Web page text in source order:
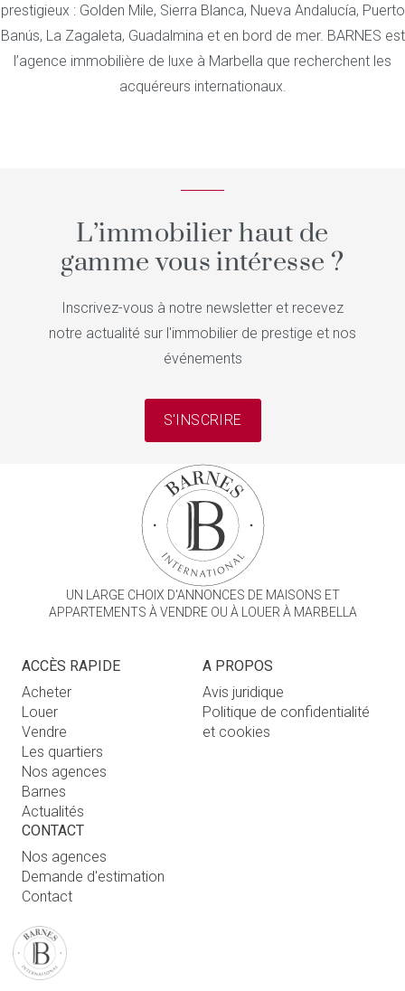
prestigieux : Golden Mile, Sierra Blanca, Nueva Andalucía, Puerto
Banús, La Zagaleta, Guadalmina et en bord de mer. BARNES est
l’agence immobilière de luxe à Marbella que recherchent les
acquéreurs internationaux.
L’immobilier haut de
gamme vous intéresse ?
Inscrivez-vous à notre newsletter et recevez
notre actualité sur l'immobilier de prestige et nos
événements
S'INSCRIRE
UN LARGE CHOIX D'ANNONCES DE MAISONS ET
APPARTEMENTS À VENDRE OU À LOUER À MARBELLA
ACCÈS RAPIDE
Acheter
Louer
Vendre
Les quartiers
Nos agences
Barnes
Actualités
A PROPOS
Avis juridique
Politique de confidentialité
et cookies
CONTACT
Nos agences
Demande d'estimation
Contact
FAQ